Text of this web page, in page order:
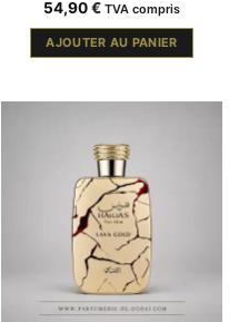
54,90€ TVA compris
AJOUTER AU PANIER